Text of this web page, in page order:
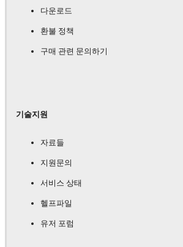
다운로드
환불 정책
구매 관련 문의하기
기술지원
자료들
지원문의
서비스 상태
헬프파일
유저 포럼